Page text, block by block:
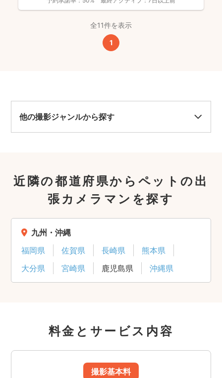
全11件を表示
1
他の撮影ジャンルから探す
近隣の都道府県からペットの出
張カメラマンを探す
九州・沖縄
福岡県
佐賀県 長崎県
熊本県
大分県
宮崎県 鹿児島県 沖縄県
料金とサービス内容
撮影基本料